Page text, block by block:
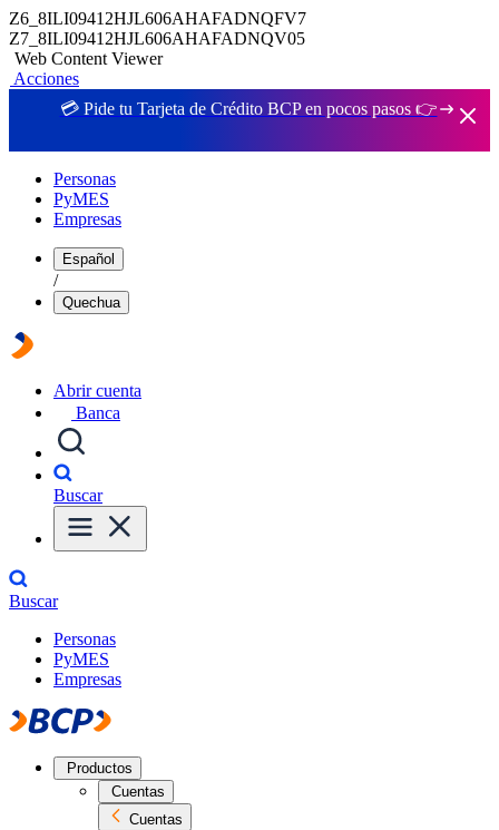
Z6_8ILI09412HJL606AHAFADNQFV7
Z7_8ILI09412HJL606AHAFADNQV05
Web Content Viewer
Acciones
💳 Pide tu Tarjeta de Crédito BCP en pocos pasos 👉
Personas
PyMES
Empresas
Español
/
Quechua
Abrir cuenta
Banca
Buscar
Buscar
Personas
PyMES
Empresas
Productos
Cuentas
Cuentas